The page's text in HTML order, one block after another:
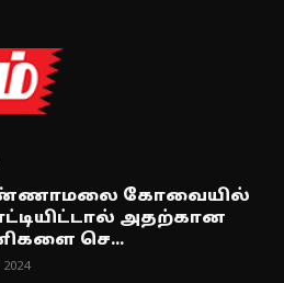
கோவையில்
அதற்கான
செ...
2024